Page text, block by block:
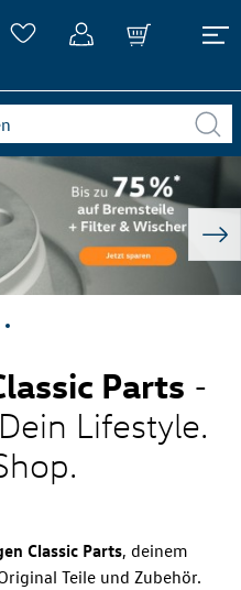
Parts -
Lifestyle.
Classic Parts, deinem
Teile und Zubehör.